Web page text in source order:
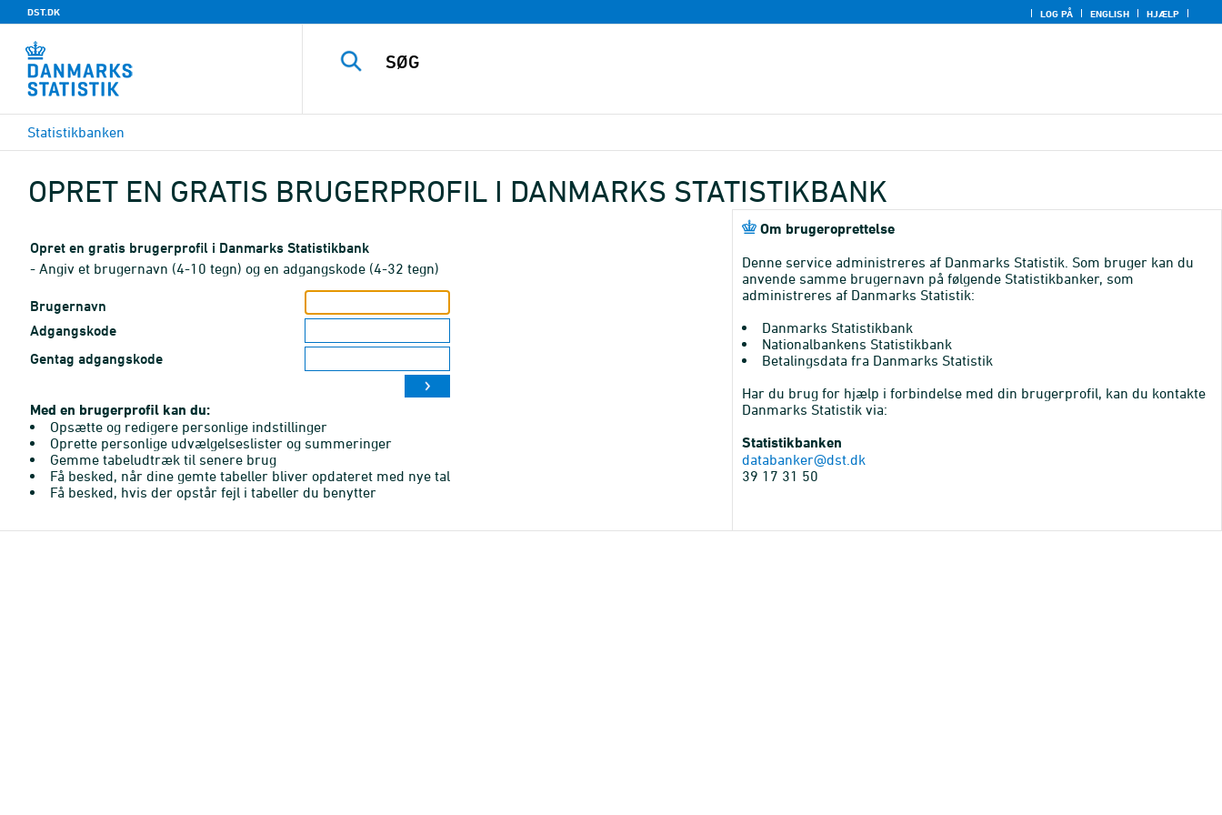
DST.DK LOG PÅ ENGLISH HJÆLP
Statistikbanken
OPRET EN GRATIS BRUGERPROFIL I DANMARKS STATISTIKBANK
Opret en gratis brugerprofil i Danmarks Statistikbank
- Angiv et brugernavn (4-10 tegn) og en adgangskode (4-32 tegn)
Brugernavn
Adgangskode
Gentag adgangskode
Med en brugerprofil kan du:
Opsætte og redigere personlige indstillinger
Oprette personlige udvælgelseslister og summeringer
Gemme tabeludtræk til senere brug
Få besked, når dine gemte tabeller bliver opdateret med nye tal
Få besked, hvis der opstår fejl i tabeller du benytter
Om brugeroprettelse
Denne service administreres af Danmarks Statistik. Som bruger kan du
anvende samme brugernavn på følgende Statistikbanker, som
administreres af Danmarks Statistik:
Danmarks Statistikbank
Nationalbankens Statistikbank
Betalingsdata fra Danmarks Statistik
Har du brug for hjælp i forbindelse med din brugerprofil, kan du kontakte
Danmarks Statistik via:
Statistikbanken
databanker@dst.dk
39 17 31 50